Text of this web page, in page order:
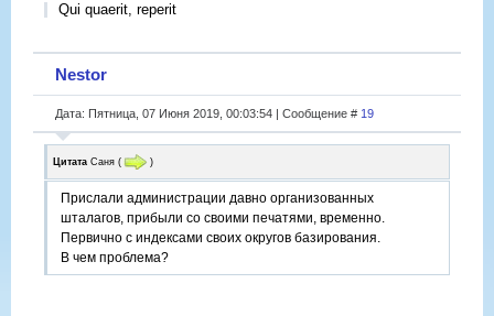
Qui quaerit, reperit
Nestor
Дата: Пятница, 07 Июня 2019, 00:03:54 | Сообщение # 19
Цитата Саня ( )
Прислали администрации давно организованных
шталагов, прибыли со своими печатями, временно.
Первично с индексами своих округов базирования.
В чем проблема?